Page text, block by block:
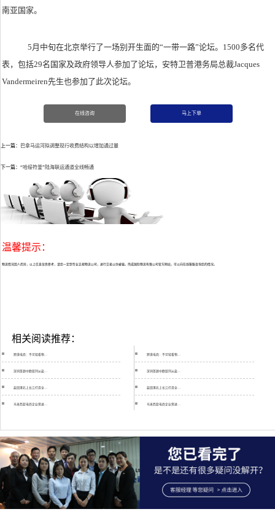
南亚国家。
5月中旬在北京举行了一场别开生面的“一带一路”论坛。1500多名代
表，包括29名国家及政府领导人参加了论坛，安特卫普港务局总裁Jacques
Vandermeiren先生也参加了此次论坛。
在线咨询 马上下单
上一篇： 巴拿马运河拟调整现行收费结构以增加通过量
下一篇： “哈绥符釜”陆海联运通道全线畅通
温馨提示：
物流情况因人而异，以上信息仅供参考，请您一定到专业正规物流公司，进行交易以仿被骗。伟成国际物流有限公司官方网站，可以向在线客服咨询您的情况。
跨境电商：不可轻看物…
深圳首趟中欧班列从盐…
盐田港北上长江打造全…
马来西亚电商企业需进…
卡塔尔断交风波严重殃…
交通运输部关于推进特…
“哈绥符釜”陆海联运…
安特卫普港将与中国港…
巴拿马运河拟调整现行…
跨境电商：不可轻看物…
深圳首趟中欧班列从盐…
盐田港北上长江打造全…
马来西亚电商企业需进…
卡塔尔断交风波严重殃…
交通运输部关于推进特…
“哈绥符釜”陆海联运…
安特卫普港将与中国港…
相关阅读推荐：